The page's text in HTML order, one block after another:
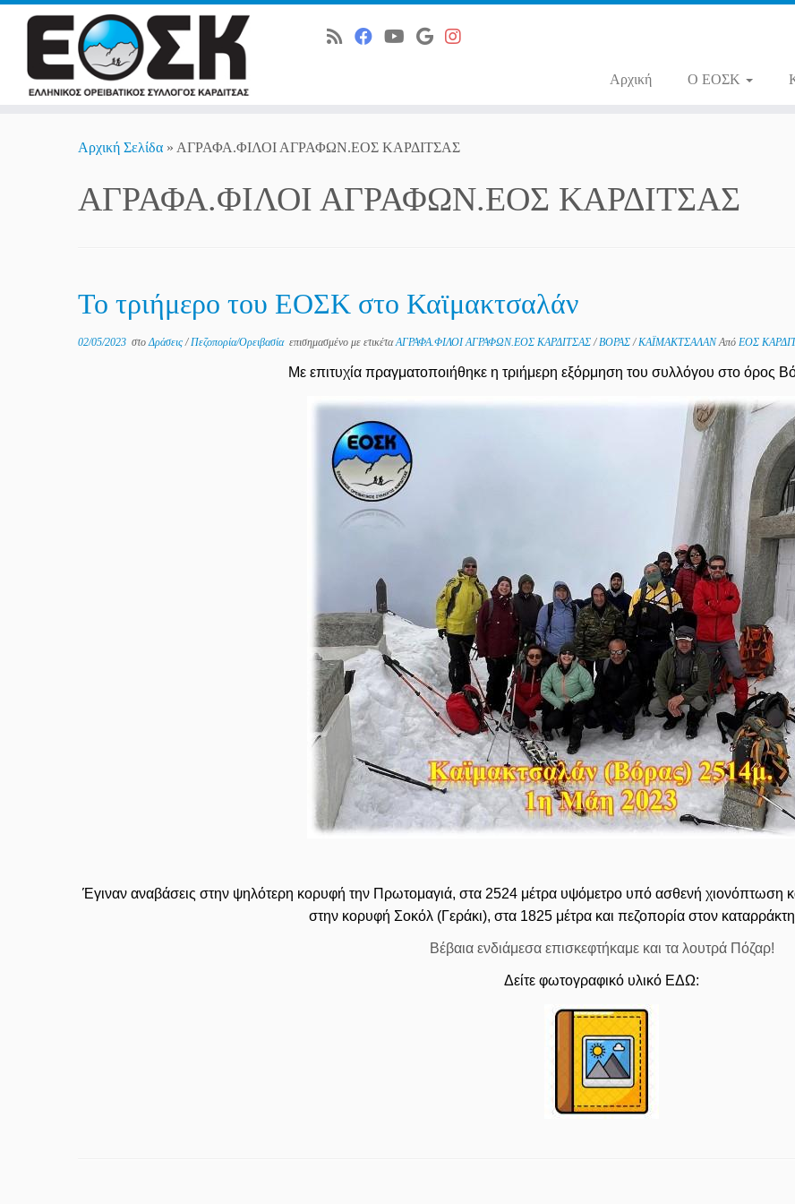
Αρχική O ΕΟΣΚ
Αρχική Σελίδα » ΑΓΡΑΦΑ.ΦΙΛΟΙ ΑΓΡΑΦΩΝ.ΕΟΣ ΚΑΡΔΙΤΣΑΣ
ΑΓΡΑΦΑ.ΦΙΛΟΙ ΑΓΡΑΦΩΝ.ΕΟΣ ΚΑΡΔΙΤΣΑΣ
Το τριήμερο του ΕΟΣΚ στο Καϊμακτσαλάν
02/05/2023 στοΔράσεις/Πεζοπορία/Ορειβασία επισημασμένο με ετικέταΑΓΡΑΦΑ.ΦΙΛΟΙ ΑΓΡΑΦΩΝ.ΕΟΣ ΚΑΡΔΙΤΣΑΣ/ΒΟΡΑΣ/ΚΑΪΜΑΚΤΣΑΛΑΝΑπό ΕΟΣ
Με επιτυχία πραγματοποιήθηκε η τριήμερη εξόρμηση του συλλόγου στο όρος
Έγιναν αναβάσεις στην ψηλότερη κορυφή την Πρωτομαγιά, στα 2524 μέτρα υψόμετρο υπό ασθενή χιονόπτωση
στην κορυφή Σοκόλ (Γεράκι), στα 1825 μέτρα και πεζοπορία στον
Βέβαια ενδιάμεσα επισκεφτήκαμε και τα λουτρά Πόζαρ!
Δείτε φωτογραφικό υλικό ΕΔΩ: